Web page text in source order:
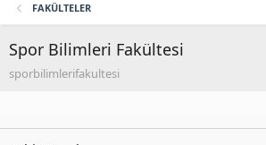
FAKÜLTELER
Spor Bilimleri Fakültesi
sporbilimlerifakultesi